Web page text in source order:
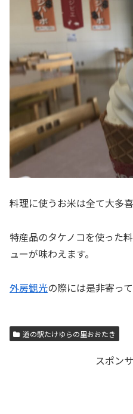
料理に使うお米は全て大多喜
特産品のタケノコを使った
ューが味わえます。
外房観光の際には是非寄って
道の駅たけゆらの里おおたき
スポン